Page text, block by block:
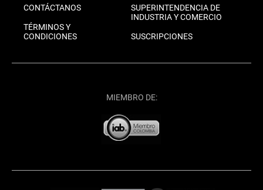
CONTÁCTANOS
TÉRMINOS Y
CONDICIONES
SUPERINTENDENCIA DE
INDUSTRIA Y COMERCIO
SUSCRIPCIONES
MIEMBRO DE: